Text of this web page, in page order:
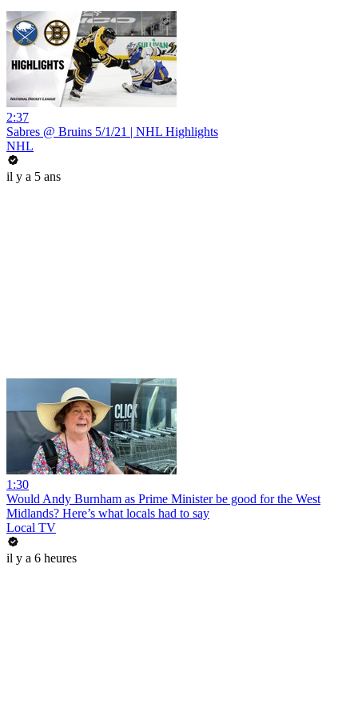
2:37
Sabres @ Bruins 5/1/21 | NHL Highlights
NHL
il y a 5 ans
1:30
Would Andy Burnham as Prime Minister be good for the West
Midlands? Here’s what locals had to say
Local TV
il y a 6 heures